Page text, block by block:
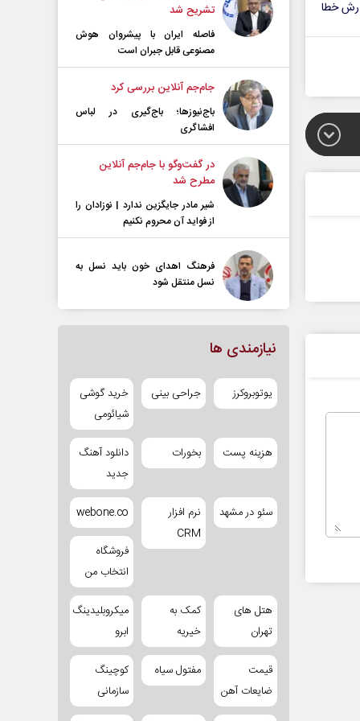
خطا
تشریح شد
فاصله ایران با پیشرو‌ان هوش
مصنوعی قابل جبران است
جام‌جم آنلاین بررسی کرد
باج‌نیوزها؛ باج‌گیری در لباس
افشاگری
در گفت‌و‌گو با جام‌جم آنلاین
مطرح شد
شیر مادر جایگزین ندارد | نوزادان را
از فواید آن محروم نکنیم
فرهنگ اهدای خون باید نسل به
نسل منتقل شود
نیازمندی ها
یوتوبروکرز جراحی بینی
خرید گوشی
شیائومی
هزینه پست بخورات
دانلود آهنگ
جدید
سئو در مشهد
نرم افزار
CRM
webone.co
فروشگاه
انتخاب من
هتل های
تهران
کمک به
خیریه
میکروبلیدینگ
ابرو
قیمت
ضایعات آهن
مفتول سیاه
کوچینگ
سازمانی